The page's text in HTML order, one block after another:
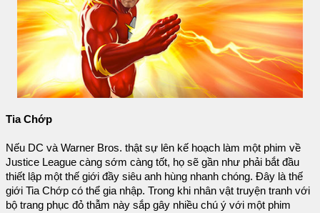
Tia Chớp
Nếu DC và Warner Bros. thật sự lên kế hoạch làm một phim về
Justice League càng sớm càng tốt, họ sẽ gần như phải bắt đầu
thiết lập một thế giới đầy siêu anh hùng nhanh chóng. Đây là thế
giới Tia Chớp có thể gia nhập. Trong khi nhân vật truyện tranh với
bộ trang phục đỏ thẫm này sắp gây nhiều chú ý với một phim